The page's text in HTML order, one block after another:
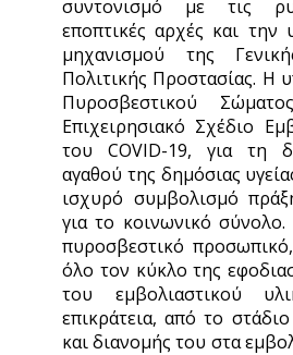
συντονισμό με τις
εποπτικές αρχές και την
μηχανισμού της
Πολιτικής Προστασίας. Η
Πυροσβεστικού
Επιχειρησιακό Σχέδιο
του COVID-19, για τη
αγαθού της δημόσιας
ισχυρό συμβολισμό
για το κοινωνικό σύνολο.
πυροσβεστικό
όλο τον κύκλο της
του εμβολιαστικού
επικράτεια, από τo
και διανομής του στα